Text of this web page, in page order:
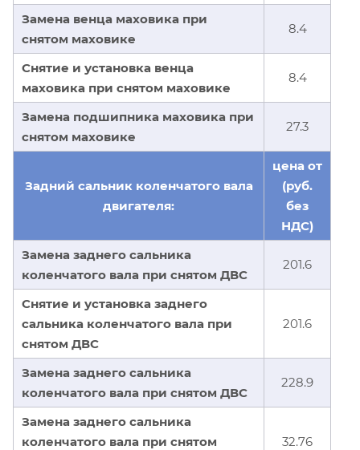
Замена венца маховика при
снятом маховике
8.4
Снятие и установка венца
маховика при снятом маховике
8.4
Замена подшипника маховика при
снятом маховике
27.3
Задний сальник коленчатого вала
двигателя:
цена от
(руб.
без
НДС)
Замена заднего сальника
коленчатого вала при снятом ДВС
201.6
Снятие и установка заднего
сальника коленчатого вала при
снятом ДВС
201.6
Замена заднего сальника
коленчатого вала при снятом ДВС
228.9
Замена заднего сальника
коленчатого вала при снятом
32.76